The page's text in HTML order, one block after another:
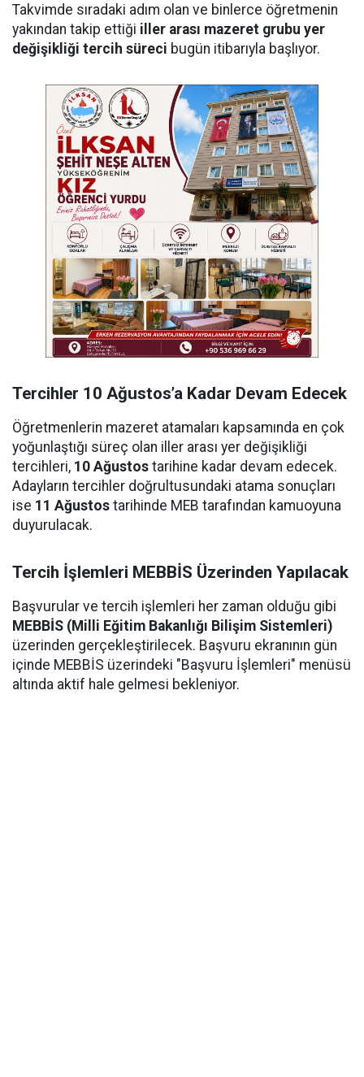
Takvimde sıradaki adım olan ve binlerce öğretmenin
yakından takip ettiği iller arası mazeret grubu yer
değişikliği tercih süreci bugün itibarıyla başlıyor.
Tercihler 10 Ağustos’a Kadar Devam Edecek
Öğretmenlerin mazeret atamaları kapsamında en çok
yoğunlaştığı süreç olan iller arası yer değişikliği
tercihleri, 10 Ağustos tarihine kadar devam edecek.
Adayların tercihler doğrultusundaki atama sonuçları
ise 11 Ağustos tarihinde MEB tarafından kamuoyuna
duyurulacak.
Tercih İşlemleri MEBBİS Üzerinden Yapılacak
Başvurular ve tercih işlemleri her zaman olduğu gibi
MEBBİS (Milli Eğitim Bakanlığı Bilişim Sistemleri)
üzerinden gerçekleştirilecek. Başvuru ekranının gün
içinde MEBBİS üzerindeki "Başvuru İşlemleri" menüsü
altında aktif hale gelmesi bekleniyor.